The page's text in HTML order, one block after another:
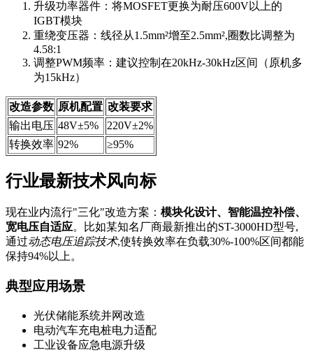
升级功率器件：将MOSFET更换为耐压600V以上的
IGBT模块
重绕变压器：线径从1.5mm²增至2.5mm²,圈数比调整为
4.58:1
调整PWM频率：建议控制在20kHz-30kHz区间（原机多
为15kHz）
改造参数 原机配置 改装要求
输出电压 48V±5%
220V±2%
转换效率 92% ≥95%
行业最新技术风向标
现在业内流行"三化"改造方案： 模块化设计、智能温控补偿、
宽电压自适应。比如某知名厂商最新推出的ST-3000HD型号,
通过动态电压追踪技术,使转换效率在负载30%-100%区间都能
保持94%以上。
典型应用场景
光伏储能系统并网改造
电动汽车充电桩电力适配
工业设备应急电源升级